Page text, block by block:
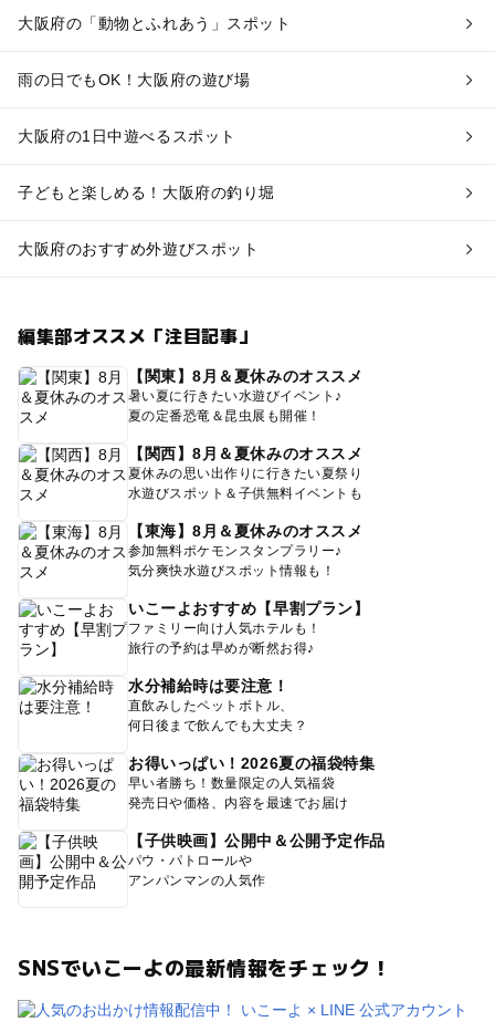
大阪府の「動物とふれあう」スポット
雨の日でもOK！大阪府の遊び場
大阪府の1日中遊べるスポット
子どもと楽しめる！大阪府の釣り堀
大阪府のおすすめ外遊びスポット
編集部オススメ「注目記事」
【関東】8月＆夏休みのオススメ
暑い夏に行きたい水遊びイベント♪
夏の定番恐竜＆昆虫展も開催！
【関西】8月＆夏休みのオススメ
夏休みの思い出作りに行きたい夏祭り
水遊びスポット＆子供無料イベントも
【東海】8月＆夏休みのオススメ
参加無料ポケモンスタンプラリー♪
気分爽快水遊びスポット情報も！
いこーよおすすめ【早割プラン】
ファミリー向け人気ホテルも！
旅行の予約は早めが断然お得♪
水分補給時は要注意！
直飲みしたペットボトル、
何日後まで飲んでも大丈夫？
お得いっぱい！2026夏の福袋特集
早い者勝ち！数量限定の人気福袋
発売日や価格、内容を最速でお届け
【子供映画】公開中＆公開予定作品
パウ・パトロールや
アンパンマンの人気作
SNSでいこーよの最新情報をチェック！